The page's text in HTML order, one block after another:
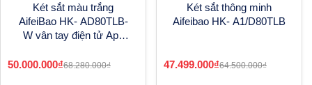
Két sắt màu trắng
AifeiBao HK- AD80TLB-
W vân tay điện tử App
50.000.000₫68.280.000₫
Két sắt thông minh
Aifeibao HK- A1/D80TLB
47.499.000₫64.500.000₫